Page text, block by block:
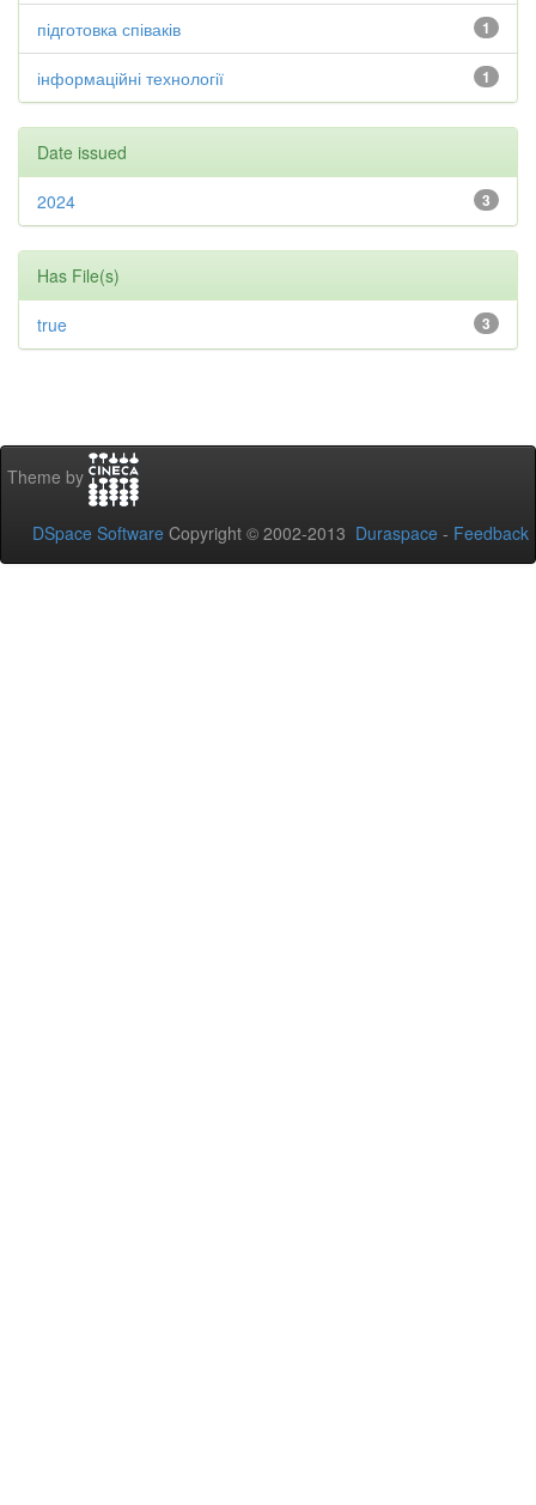
1
підготовка співаків
1
інформаційні технології
Date issued
3
2024
Has File(s)
3
true
Theme by
DSpace Software Copyright © 2002-2013 Duraspace - Feedback